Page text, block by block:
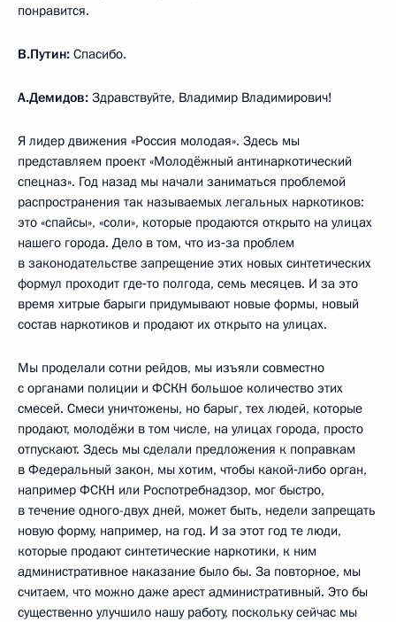
понравится.
В.Путин: Спасибо.
А.Демидов: Здравствуйте, Владимир Владимирович!
Я лидер движения «Россия молодая». Здесь мы
представляем проект «Молодёжный антинаркотический
спецназ». Год назад мы начали заниматься проблемой
распространения так называемых легальных наркотиков:
это «спайсы», «соли», которые продаются открыто на улицах
нашего города. Дело в том, что из‑за проблем
в законодательстве запрещение этих новых синтетических
формул проходит где‑то полгода, семь месяцев. И за это
время хитрые барыги придумывают новые формы, новый
состав наркотиков и продают их открыто на улицах.
Мы проделали сотни рейдов, мы изъяли совместно
с органами полиции и ФСКН большое количество этих
смесей. Смеси уничтожены, но барыг, тех людей, которые
продают, молодёжи в том числе, на улицах города, просто
отпускают. Здесь мы сделали предложения к поправкам
в Федеральный закон, мы хотим, чтобы какой‑либо орган,
например ФСКН или Роспотребнадзор, мог быстро,
в течение одного-двух дней, может быть, недели запрещать
новую форму, например, на год. И за этот год те люди,
которые продают синтетические наркотики, к ним
административное наказание было бы. За повторное, мы
считаем, что можно даже арест административный. Это бы
существенно улучшило нашу работу, поскольку сейчас мы